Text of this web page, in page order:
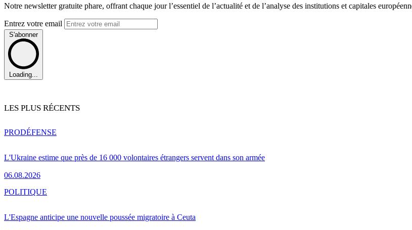
Notre newsletter gratuite phare, offrant chaque jour l’essentiel de l’actualité et de l’analyse des institutions et capitales
Entrez votre email
S'abonner
Loading...
LES PLUS RÉCENTS
L'Ukraine estime que près de 16 000 volontaires étrangers servent dans son armée
06.08.2026
PRODÉFENSE
L'Espagne anticipe une nouvelle poussée migratoire à Ceuta
POLITIQUE